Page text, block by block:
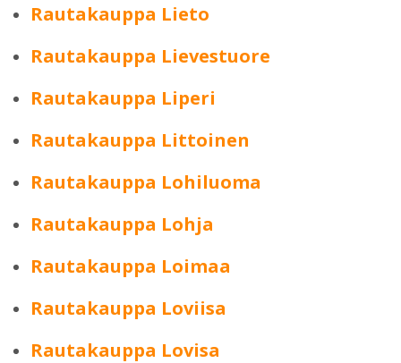
Rautakauppa Lieto
Rautakauppa Lievestuore
Rautakauppa Liperi
Rautakauppa Littoinen
Rautakauppa Lohiluoma
Rautakauppa Lohja
Rautakauppa Loimaa
Rautakauppa Loviisa
Rautakauppa Lovisa